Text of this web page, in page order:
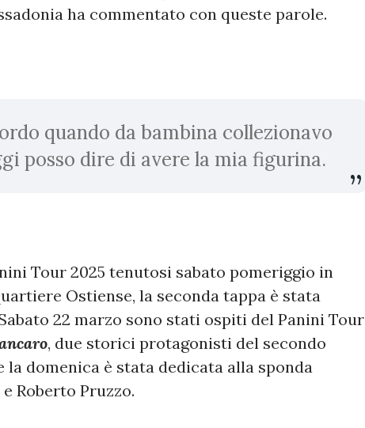
ha commentato con queste parole.
quando da bambina collezionavo
posso dire di avere la mia figurina.
Tour 2025 tenutosi sabato pomeriggio in
Ostiense, la seconda tappa è stata
22 marzo sono stati ospiti del Panini Tour
, due storici protagonisti del secondo
domenica è stata dedicata alla sponda
Roberto Pruzzo.